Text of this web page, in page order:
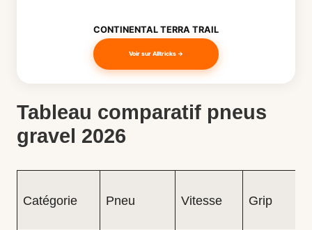
CONTINENTAL TERRA TRAIL
Voir sur Alltricks →
Tableau comparatif pneus
gravel 2026
Catégorie Pneu Vitesse Grip